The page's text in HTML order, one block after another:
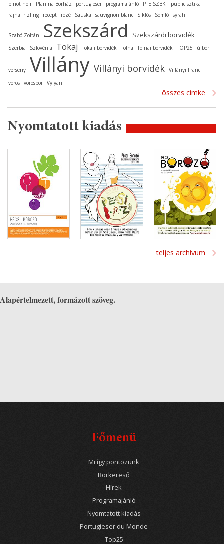
pinot noir Planina Borház portugieser programajánló PTE SZBKI
publicisztika
rajnai rizling
recept rozé Sauska sauvignon blanc Siklós Somló syrah
Szabó Zoltán Szekszárd Szekszárdi borvidék
Szerbia Szlovénia Tokaj Tokaji borvidék Tolna Tolnai borvidék TOP25 újbor
verseny Villány Villányi borvidék Villányi Franc
vörös vörösbor Vylyan
összes cimke
Nyomtatott kiadás
teljes archívum
Alapértelmezett, formázott szöveg.
Főmenü
Mi így pontozunk
Borkereső
Hírek
Programajánló
Nyomtatott kiadás
Portugieser du Monde
Top25